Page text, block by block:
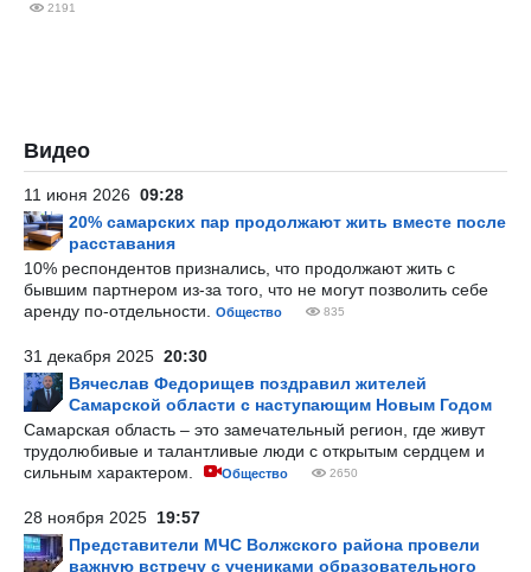
2191
Видео
11 июня 2026 09:28
20% самарских пар продолжают жить вместе после
расставания
10% респондентов признались, что продолжают жить с
бывшим партнером из-за того, что не могут позволить себе
аренду по-отдельности.
Общество 835
31 декабря 2025 20:30
Вячеслав Федорищев поздравил жителей
Самарской области с наступающим Новым Годом
Самарская область – это замечательный регион, где живут
трудолюбивые и талантливые люди с открытым сердцем и
сильным характером.
Общество 2650
28 ноября 2025 19:57
Представители МЧС Волжского района провели
важную встречу с учениками образовательного